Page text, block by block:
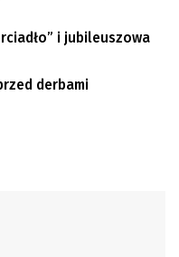
i jubileuszowa
derbami